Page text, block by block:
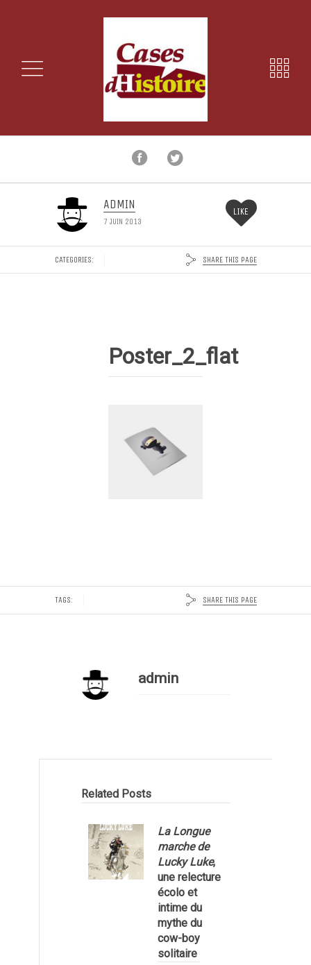
ADMIN
7 JUIN 2013
LIKE
CATEGORIES: SHARE THIS PAGE
Poster_2_flat
TAGS: SHARE THIS PAGE
admin
Related Posts
La Longue
marche de
Lucky Luke,
une relecture
écolo et
intime du
mythe du
cow-boy
solitaire